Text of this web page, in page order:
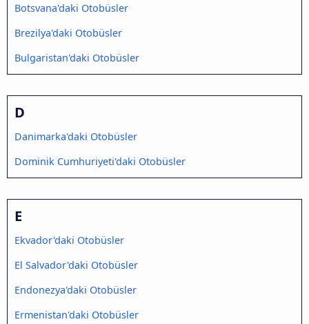
Botsvana'daki Otobüsler
Brezilya'daki Otobüsler
Bulgaristan'daki Otobüsler
D
Danimarka'daki Otobüsler
Dominik Cumhuriyeti'daki Otobüsler
E
Ekvador'daki Otobüsler
El Salvador'daki Otobüsler
Endonezya'daki Otobüsler
Ermenistan'daki Otobüsler